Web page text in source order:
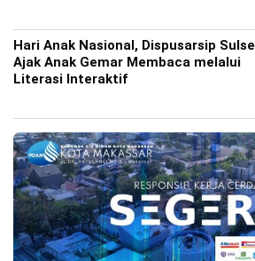
Hari Anak Nasional, Dispusarsip Sulsel
Ajak Anak Gemar Membaca melalui
Literasi Interaktif